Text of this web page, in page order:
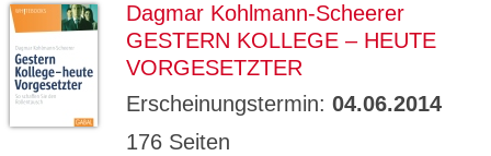
Dagmar Kohlmann-Scheerer
GESTERN KOLLEGE – HEUTE
VORGESETZTER
Erscheinungstermin: 04.06.2014
176 Seiten